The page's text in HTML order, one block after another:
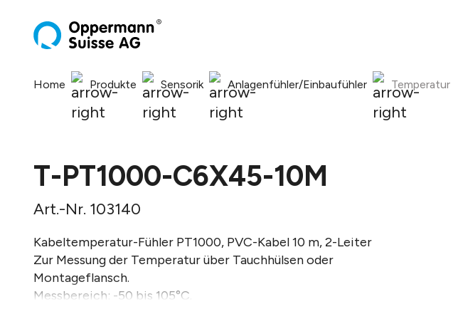
Home Produkte Sensorik Anlagenfühler/Einbaufühler Temperatur
T-PT1000-C6X45-10M
Art.-Nr. 103140
Kabeltemperatur-Fühler PT1000, PVC-Kabel 10 m, 2-Leiter
Zur Messung der Temperatur über Tauchhülsen oder
Montageflansch.
Messbereich: -50 bis 105°C.